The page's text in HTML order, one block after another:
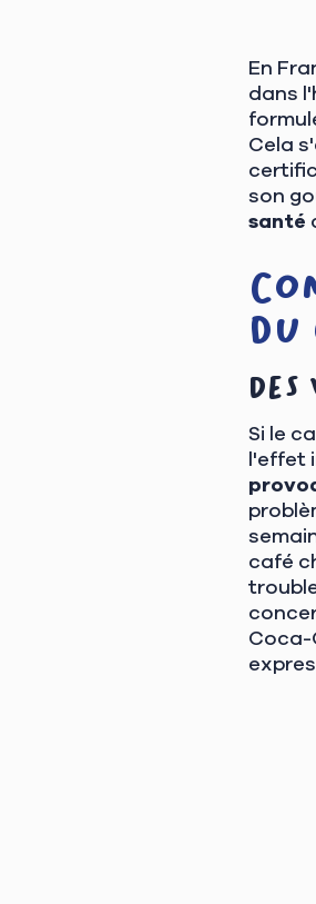
En
dans
Cela
son
santé
du
Si le
l'effet
café
Coca-